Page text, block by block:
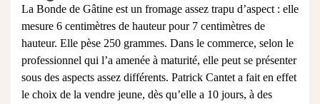
La Bonde de Gâtine est un fromage assez trapu d’aspect : elle
mesure 6 centimètres de hauteur pour 7 centimètres de
hauteur. Elle pèse 250 grammes. Dans le commerce, selon le
professionnel qui l’a amenée à maturité, elle peut se présenter
sous des aspects assez différents. Patrick Cantet a fait en effet
le choix de la vendre jeune, dès qu’elle a 10 jours, à des